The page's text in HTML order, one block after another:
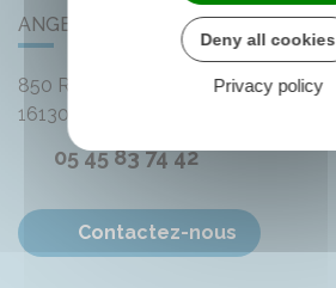
ANGEAC-CHAMPAGNE
850 Rue des Distilleries
16130
05 45 83 74 42
Contactez-nous
Deny all cookies
Privacy policy